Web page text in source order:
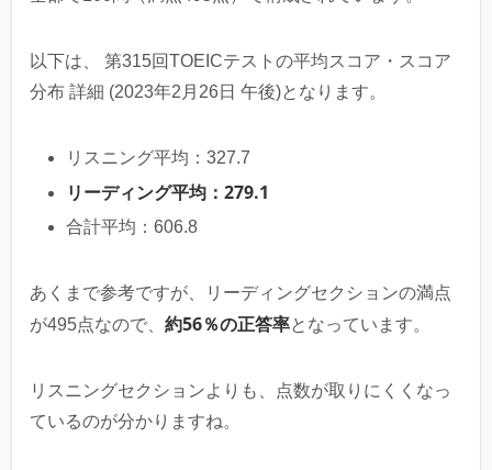
以下は、 第315回TOEICテストの平均スコア・スコア
分布 詳細 (2023年2月26日 午後)となります。
リスニング平均：327.7
リーディング平均：279.1
合計平均：606.8
あくまで参考ですが、リーディングセクションの満点
が495点なので、 約56％の正答率となっています。
リスニングセクションよりも、点数が取りにくくなっ
ているのが分かりますね。